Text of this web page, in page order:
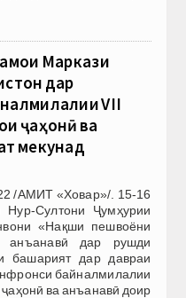
Маркази
дар
VII
ҷаҳонӣ ва
мекунад
/АМИТ «Ховар»/. 15-16
Султони Ҷумҳурии
«Нақши пешвоёни
анъанавӣ дар рушди
башарият дар давраи
байналмилалии
ва анъанавӣ доир